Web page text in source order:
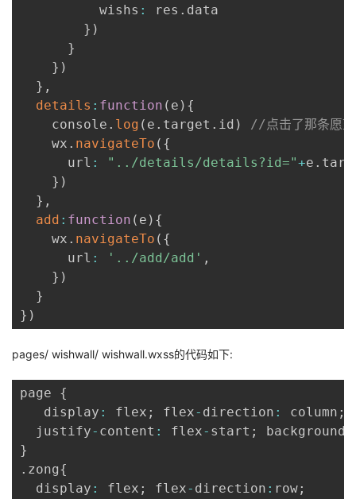
          wishs
: res . data
} )
}
} )
} ,
details : function ( e ) {
    console
. log ( e . target . id )
//点击了那条愿望
    wx
. navigateTo ( {
      url
: "../details/details?id="+e .
} )
} ,
add : function ( e ) {
    wx
. navigateTo ( {
      url
: '../add/add' ,
} )
}
} )
pages/ wishwall/ wishwall.wxss的代码如下:
page {
   display
: flex ; flex- direction : column ;
  justify
- content : flex- start ; background
}
. zong{
  display
: flex ; flex- direction : row;